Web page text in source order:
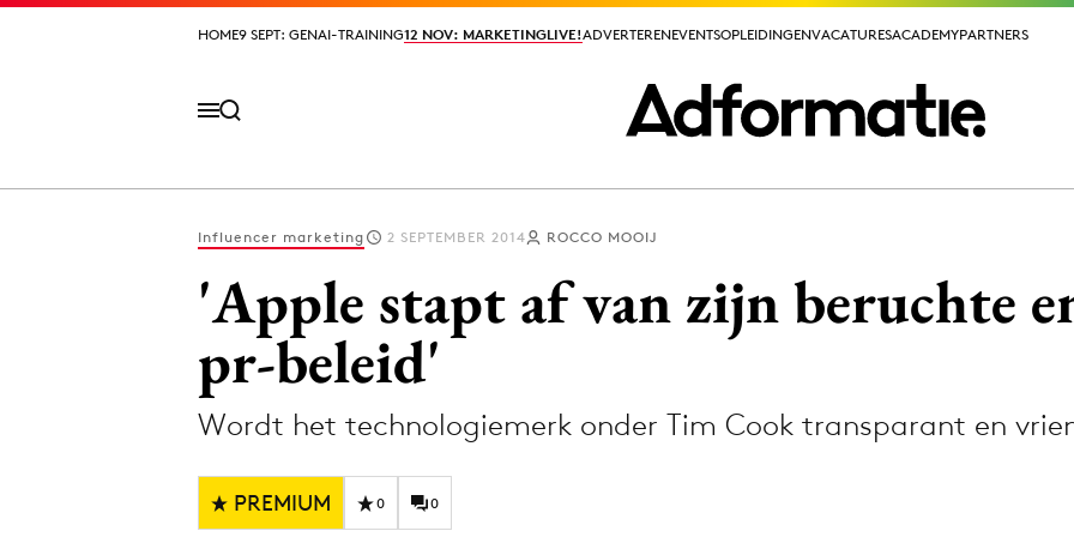
HOME9 SEPT: GENAI-TRAINING12 NOV: MARKETINGLIVE!ADVERTERENEVENTSOPLEIDINGENVACATURESACADEMYPARTNERS
HOME9 SEPT: GENAI-TRAINING12 NOV: MARKETINGLIVE!ADVERTERENEVENTSOPLEIDINGENVACATURESACADEMYPARTNERS
Design
Diversiteit
Media
Influencer marketing 2 SEPTEMBER 2014 ROCCO MOOIJ
'Apple stapt af van zijn beruchte
pr-beleid'
Wordt het technologiemerk onder Tim Cook transparant en
PREMIUM 0 0